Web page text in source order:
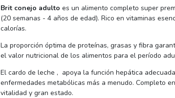
Brit conejo adulto es un alimento completo super
(20 semanas - 4 años de edad). Rico en vitaminas
calorías.
La proporción óptima de proteínas, grasas y fibra
el valor nutricional de los alimentos para el período
El cardo de leche , apoya la función hepática
enfermedades metabólicas más a menudo. Completo
vitalidad y gran estado.